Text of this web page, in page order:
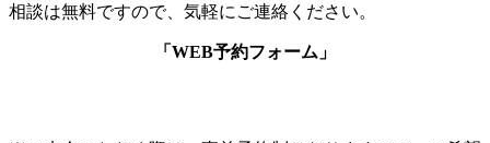
相談は無料ですので、気軽にご連絡ください。
「WEB予約フォーム」